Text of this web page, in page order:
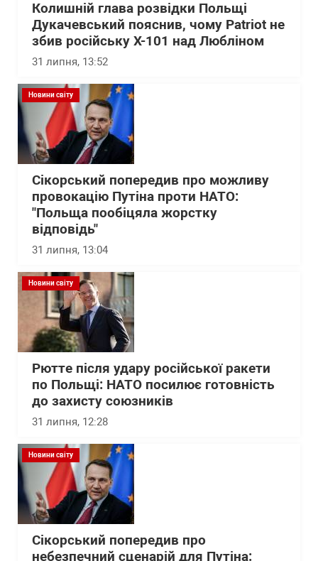
Колишній глава розвідки Польщі
Дукачевський пояснив, чому Patriot не
збив російську Х-101 над Любліном
31 липня, 13:52
Новини світу
Сікорський попередив про можливу
провокацію Путіна проти НАТО:
"Польща пообіцяла жорстку
відповідь"
31 липня, 13:04
Новини світу
Рютте після удару російської ракети
по Польщі: НАТО посилює готовність
до захисту союзників
31 липня, 12:28
Новини світу
Сікорський попередив про
небезпечний сценарій для Путіна: